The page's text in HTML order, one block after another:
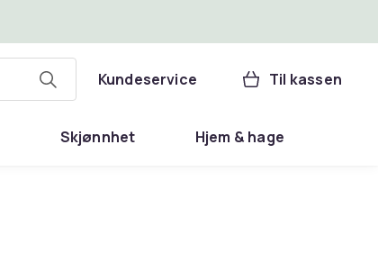
Kundeservice Til kassen
Skjønnhet Hjem & hage